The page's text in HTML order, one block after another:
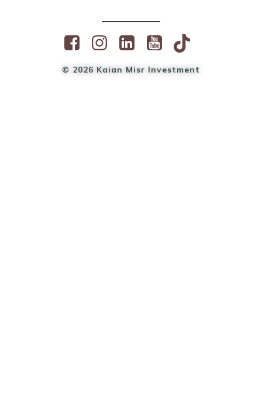
© 2026 Kaian Misr Investment